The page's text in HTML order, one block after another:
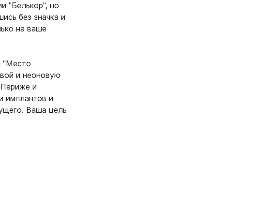
"Белькор", но
без значка и
на ваше
"Место
и неоновую
и
имплантов и
Ваша цель